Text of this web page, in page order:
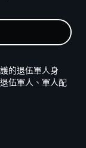
的退伍軍人身
伍軍人、軍人配